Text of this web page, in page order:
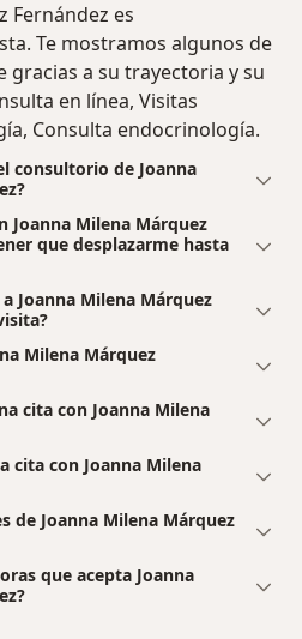
Fernández es
Te mostramos algunos de
gracias a su trayectoria y su
en línea, Visitas
Consulta endocrinología.
consultorio de Joanna
Joanna Milena Márquez
que desplazarme hasta
Joanna Milena Márquez
Milena Márquez
cita con Joanna Milena
cita con Joanna Milena
de Joanna Milena Márquez
que acepta Joanna